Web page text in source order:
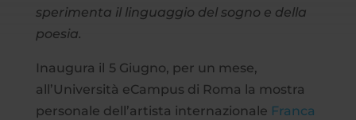
sperimenta il linguaggio del sogno e della
poesia.
Inaugura il 5 Giugno, per un mese,
all’Università eCampus di Roma la mostra
personale dell’artista internazionale Franca